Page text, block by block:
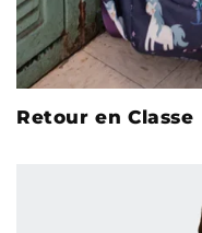
Retour en Classe